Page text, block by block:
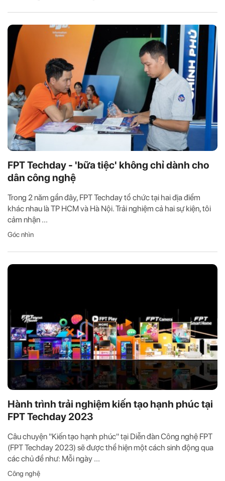
FPT Techday - 'bữa tiệc' không chỉ dành cho
dân công nghệ
Trong 2 năm gần đây, FPT Techday tổ chức tại hai địa điểm
khác nhau là TP HCM và Hà Nội. Trải nghiệm cả hai sự kiện, tôi
cảm nhận ...
Góc nhìn
Hành trình trải nghiệm kiến tạo hạnh phúc tại
FPT Techday 2023
Câu chuyện "Kiến tạo hạnh phúc" tại Diễn đàn Công nghệ FPT
(FPT Techday 2023) sẽ được thể hiện một cách sinh động qua
các chủ đề như: Mỗi ngày ...
Công nghệ